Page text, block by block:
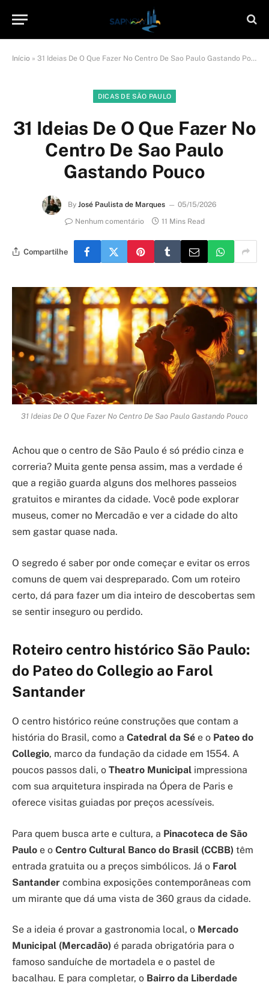
Início » 31 Ideias De O Que Fazer No Centro De Sao Paulo Gastando Pouco
DICAS DE SÃO PAULO
31 Ideias De O Que Fazer No
Centro De Sao Paulo
Gastando Pouco
By José Paulista de Marques
05/15/2026
Nenhum comentário
11 Mins Read
Compartilhe
31 Ideias De O Que Fazer No Centro De Sao Paulo Gastando Pouco
Achou que o centro de São Paulo é só prédio cinza e
correria? Muita gente pensa assim, mas a verdade é
que a região guarda alguns dos melhores passeios
gratuitos e mirantes da cidade. Você pode explorar
museus, comer no Mercadão e ver a cidade do alto
sem gastar quase nada.
O segredo é saber por onde começar e evitar os erros
comuns de quem vai despreparado. Com um roteiro
certo, dá para fazer um dia inteiro de descobertas sem
se sentir inseguro ou perdido.
Roteiro centro histórico São Paulo:
do Pateo do Collegio ao Farol
Santander
O centro histórico reúne construções que contam a
história do Brasil, como a Catedral da Sé e o Pateo do
Collegio, marco da fundação da cidade em 1554. A
poucos passos dali, o Theatro Municipal impressiona
com sua arquitetura inspirada na Ópera de Paris e
oferece visitas guiadas por preços acessíveis.
Para quem busca arte e cultura, a Pinacoteca de São
Paulo e o Centro Cultural Banco do Brasil (CCBB) têm
entrada gratuita ou a preços simbólicos. Já o Farol
Santander combina exposições contemporâneas com
um mirante que dá uma vista de 360 graus da cidade.
Se a ideia é provar a gastronomia local, o Mercado
Municipal (Mercadão) é parada obrigatória para o
famoso sanduíche de mortadela e o pastel de
bacalhau. E para completar, o Bairro da Liberdade